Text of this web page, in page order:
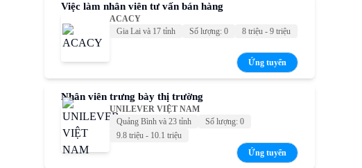
Việc làm nhân viên tư vấn bán hàng
ACACY
Gia Lai và 17 tỉnh
Số lượng: 0 8 triệu - 9 triệu
Ứng tuyển
Nhân viên trưng bày thị trường
UNILEVER VIỆT NAM
Quảng Bình và 23 tỉnh
Số lượng: 0
9.8 triệu - 10.1 triệu
Ứng tuyển